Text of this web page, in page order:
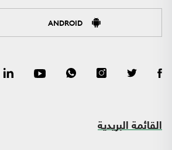
ANDROID
القائمة البريدية